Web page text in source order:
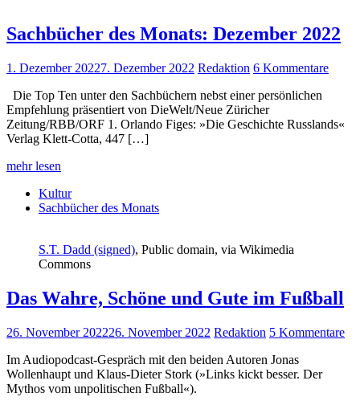
Sachbücher des Monats: Dezember 2022
1. Dezember 20227. Dezember 2022 Redaktion 6 Kommentare
Die Top Ten unter den Sachbüchern nebst einer persönlichen
Empfehlung präsentiert von DieWelt/Neue Züricher
Zeitung/RBB/ORF 1. Orlando Figes: »Die Geschichte Russlands«
Verlag Klett-Cotta, 447 […]
mehr lesen
Kultur
Sachbücher des Monats
S.T. Dadd (signed), Public domain, via Wikimedia
Commons
Das Wahre, Schöne und Gute im Fußball
26. November 202226. November 2022 Redaktion 5 Kommentare
Im Audiopodcast-Gespräch mit den beiden Autoren Jonas
Wollenhaupt und Klaus-Dieter Stork (»Links kickt besser. Der
Mythos vom unpolitischen Fußball«).